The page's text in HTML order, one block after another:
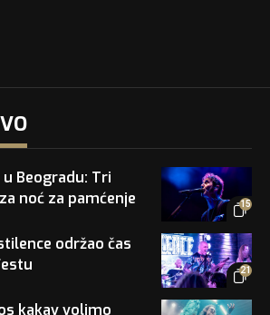
15
Beogradu: Tri
noć za pamćenje
21
održao čas
kakav volimo